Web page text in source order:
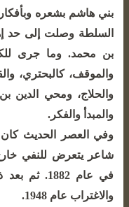
بني هاشم بشعره
السلطة وصلت إلى حد
بن محمد. وما جرى
والموقف، كالبحتري،
والحلاج، ومحي الدين
والمبدأ والفكر.
وفي العصر الحديث
شاعر يتعرض للنفي
في عام
والاغتراب عام 1948.